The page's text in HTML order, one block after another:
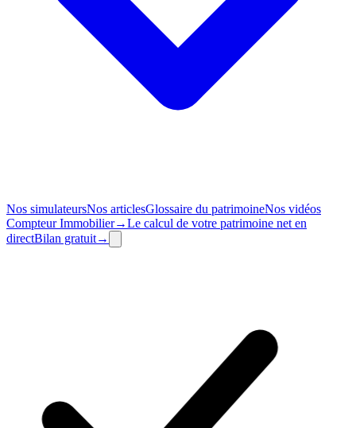
Nos simulateursNos articlesGlossaire du patrimoineNos vidéos
CompteurImmobilier→Le calcul de votre patrimoine net en
directBilan gratuit→